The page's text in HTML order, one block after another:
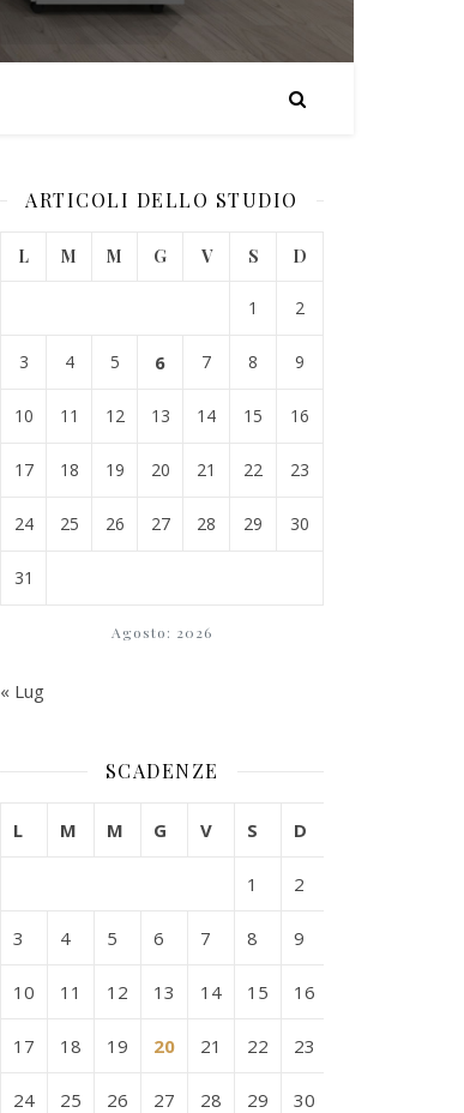
ARTICOLI DELLO STUDIO
Agosto: 2026
L M M G V S D
1 2
3 4 5 6 7 8 9
10 11 12 13 14 15 16
17 18 19 20 21 22 23
24 25 26 27 28 29 30
31
« Lug
SCADENZE
L M M G V S D
1 2
3 4 5 6 7 8 9
10 11 12 13 14 15 16
17 18 19 20 21 22 23
24 25 26 27 28 29 30